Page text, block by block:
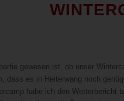
gewesen ist, ob unser
dass es in Heiterwang noch
habe ich den Wetterbericht